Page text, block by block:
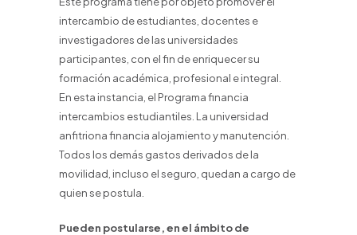
intercambio de estudiantes, docentes e
investigadores de las universidades
participantes, con el fin de enriquecer su
formación académica, profesional e integral.
En esta instancia, el Programa financia
intercambios estudiantiles. La universidad
anfitriona financia alojamiento y manutención.
Todos los demás gastos derivados de la
movilidad, incluso el seguro, quedan a cargo de
quien se postula.
Pueden postularse, en el ámbito de